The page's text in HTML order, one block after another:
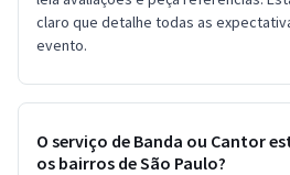
claro que detalhe todas as
evento.
O serviço de Banda ou Cantor
os bairros de São Paulo?